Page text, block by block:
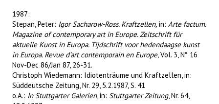
1987:
Stepan, Peter: Igor Sacharow-Ross. Kraftzellen, in: Arte factum.
Magazine of contemporary art in Europe. Zeitschrift für
aktuelle Kunst in Europa. Tijdschrift voor hedendaagse kunst
in Europa. Revue d’art contemporain en Europe,Vol. 3, N° 16
Nov-Dec 86/Jan 87, 26-31.
Christoph Wiedemann: Idiotenträume und Kraftzellen, in:
Süddeutsche Zeitung, Nr. 29, 5.2.1987, S. 41
o.A.: In Stuttgarter Galerien, in: Stuttgarter Zeitung, Nr. 64,